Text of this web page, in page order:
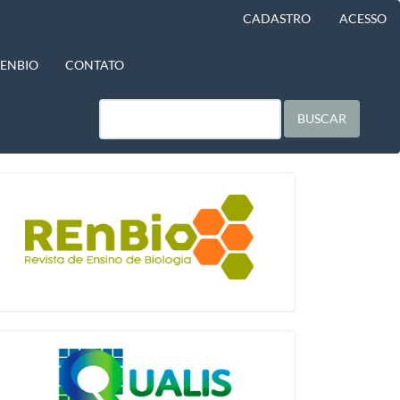
CADASTRO ACESSO
CONTATO
BUSCAR
qualis